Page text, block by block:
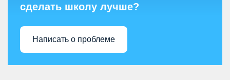
сделать школу лучше?
Написать о проблеме